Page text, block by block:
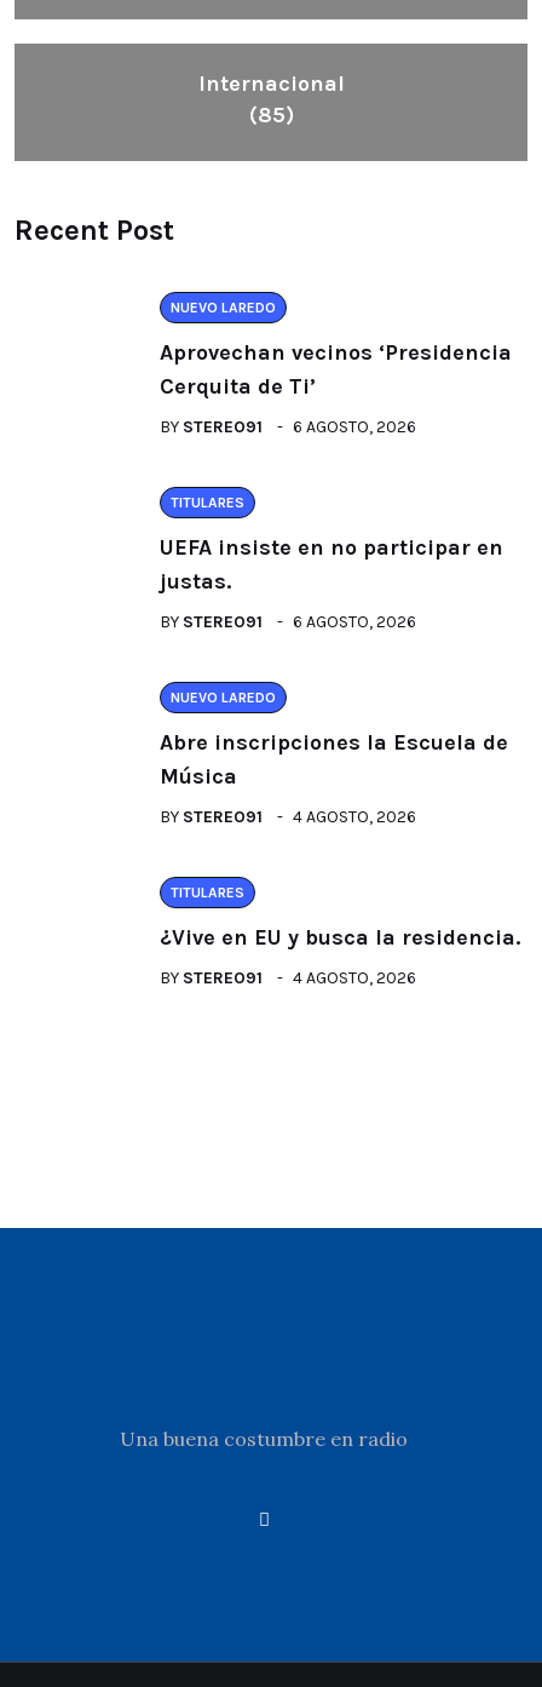
Internacional
(85)
Recent Post
NUEVO LAREDO
Aprovechan vecinos ‘Presidencia
Cerquita de Ti’
BY STEREO91 6 AGOSTO, 2026
TITULARES
UEFA insiste en no participar en
justas.
BY STEREO91 6 AGOSTO, 2026
NUEVO LAREDO
Abre inscripciones la Escuela de
Música
BY STEREO91 4 AGOSTO, 2026
TITULARES
¿Vive en EU y busca la residencia.
BY STEREO91 4 AGOSTO, 2026
Una buena costumbre en radio